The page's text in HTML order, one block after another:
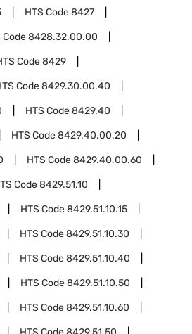
HTS Code8427
Code8428.32.00.00
Code8429
Code8429.30.00.40
HTS Code8429.40
HTS Code8429.40.00.20
HTS Code8429.40.00.60
Code8429.51.10
HTS Code8429.51.10.15
HTS Code8429.51.10.30
HTS Code8429.51.10.40
HTS Code8429.51.10.50
HTS Code8429.51.10.60